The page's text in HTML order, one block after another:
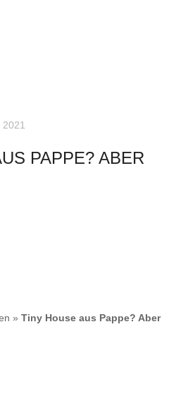
2021
PAPPE? ABER
» Tiny House aus Pappe? Aber